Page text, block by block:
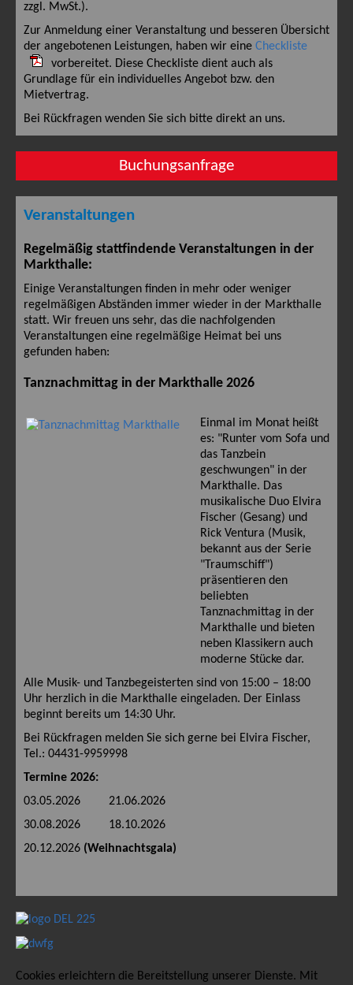
zzgl. MwSt.).
Zur Anmeldung einer Veranstaltung und besseren Übersicht
der angebotenen Leistungen, haben wir eine Checkliste
vorbereitet. Diese Checkliste dient auch als
Grundlage für ein individuelles Angebot bzw. den
Mietvertrag.
Bei Rückfragen wenden Sie sich bitte direkt an uns.
Buchungsanfrage
Veranstaltungen
Regelmäßig stattfindende Veranstaltungen in der
Markthalle:
Einige Veranstaltungen finden in mehr oder weniger
regelmäßigen Abständen immer wieder in der Markthalle
statt. Wir freuen uns sehr, das die nachfolgenden
Veranstaltungen eine regelmäßige Heimat bei uns
gefunden haben:
Tanznachmittag in der Markthalle 2026
Einmal im Monat heißt
es: "Runter vom Sofa und
das Tanzbein
geschwungen" in der
Markthalle. Das
musikalische Duo Elvira
Fischer (Gesang) und
Rick Ventura (Musik,
bekannt aus der Serie
"Traumschiff")
präsentieren den
beliebten
Tanznachmittag in der
Markthalle und bieten
neben Klassikern auch
moderne Stücke dar.
Alle Musik- und Tanzbegeisterten sind von 15:00 – 18:00
Uhr herzlich in die Markthalle eingeladen. Der Einlass
beginnt bereits um 14:30 Uhr.
Bei Rückfragen melden Sie sich gerne bei Elvira Fischer,
Tel.: 04431-9959998
Termine 2026:
03.05.2026 21.06.2026
30.08.2026 18.10.2026
20.12.2026 (Weihnachtsgala)
Cookies erleichtern die Bereitstellung unserer Dienste. Mit